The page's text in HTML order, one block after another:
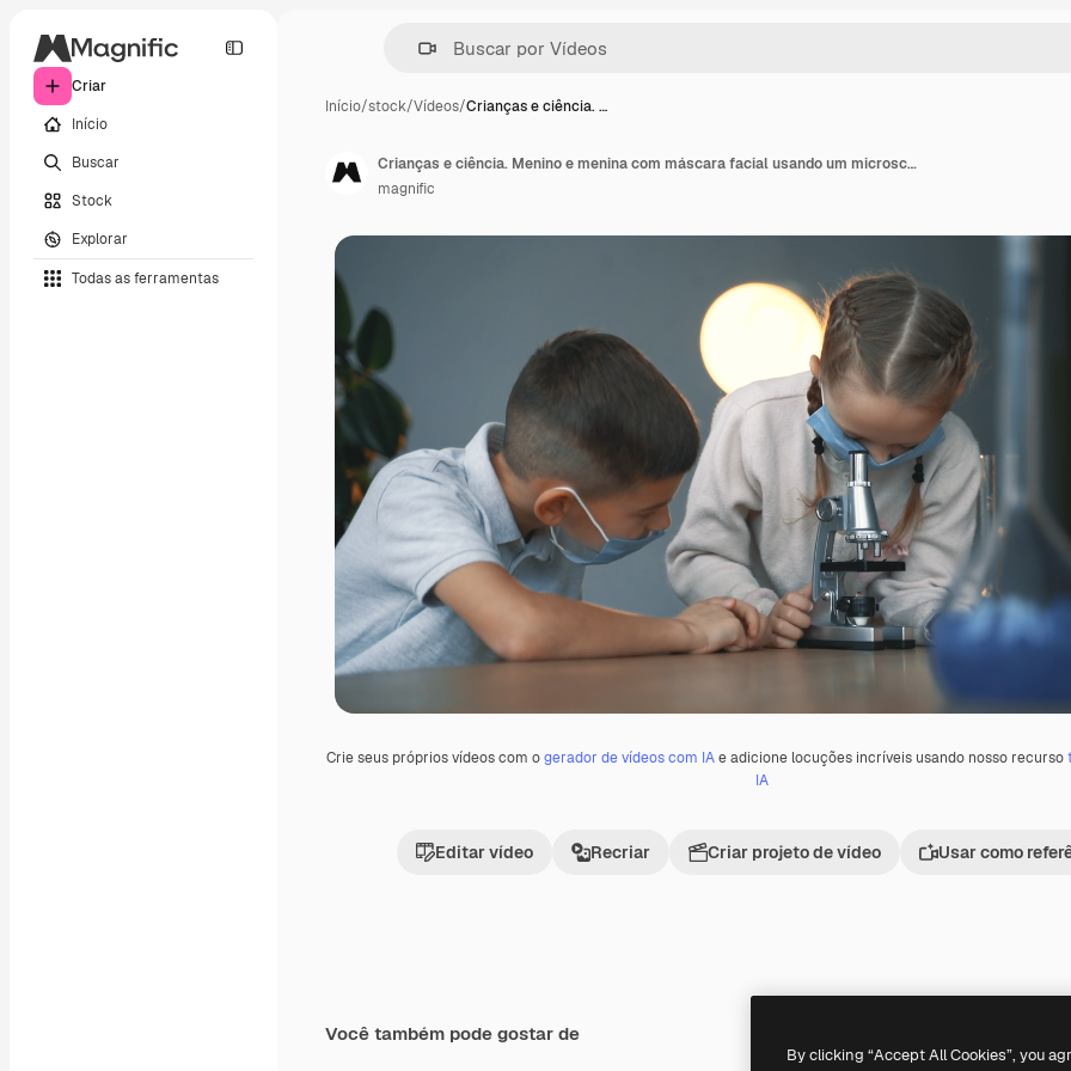
Criar
Início
Buscar
Stock
Explorar
Todas as ferramentas
Início/stock/Vídeos/Crianças e ciência. …
Crie seus próprios vídeos com ogerador de vídeos com IAe adicione locuções incríveis usando nosso recurso
IA
Editar vídeo Recriar Criar projeto de vídeo Usar como
Crianças e ciência. Menino e menina com máscara facial usando um microscópio
magnific
Você também pode gostar de
By clicking “Accept All Cookies”, you